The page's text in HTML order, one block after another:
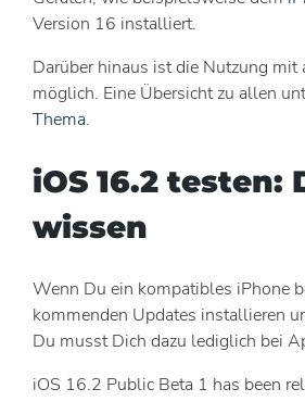
Version 16 installiert.
Darüber hinaus ist die Nutzung
möglich. Eine Übersicht zu allen
Thema.
iOS 16.2 testen:
wissen
Wenn Du ein kompatibles iPhone
kommenden Updates installieren
Du musst Dich dazu lediglich bei
iOS 16.2 Public Beta 1 has been